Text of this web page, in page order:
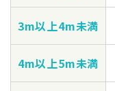
3m以上4m未満
4m以上5m未満